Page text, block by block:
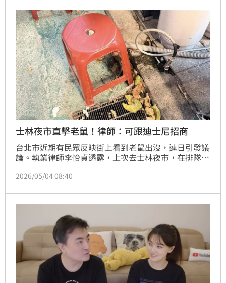
別祭出超殺優惠：只要加港幣 100 元（約402台幣），
就能升級「連玩兩天」門票！
士林夜市直擊老鼠！律師：可跟迪士尼招商
台北市近期有民眾反映街上看到老鼠出沒，連日引發議
論。執業律師李怡貞透露，上次去士林夜市，在排隊知
諷，台北市政府看要不要跟迪士尼招商，畢竟米奇這麼
2026/05/04 08:40